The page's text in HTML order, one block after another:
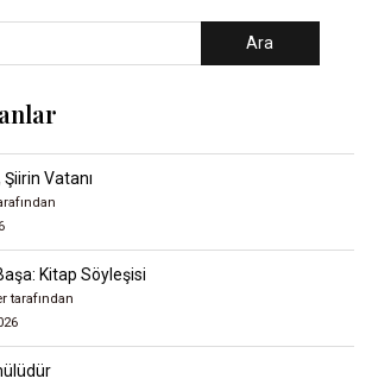
Ara
Şiirin Vatanı
Kitap Söyleşisi
tarafından